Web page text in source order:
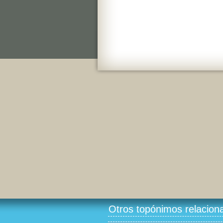
Otros topónimos